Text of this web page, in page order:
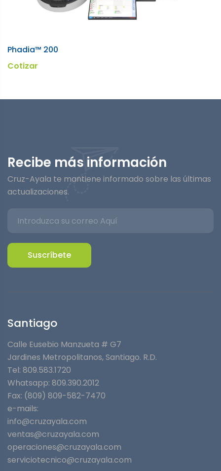
Phadia™ 200
Cotizar
Recibe más información
Cruz-Ayala te mantiene informado sobre las últimas
actualizaciones.
Suscríbete
Santiago
Calle Eusebio Manzueta # G7
Jardines Metropolitanos⁣, Santiago. R.D.
Tel: 809.583.1720
Whatsapp: 809.390.2012
Fax: (809) 809-582-7470
e-mails:
info@cruzayala.com
ventas@cruzayala.com
operaciones@cruzayala.com
serviciotecnico@cruzayala.com